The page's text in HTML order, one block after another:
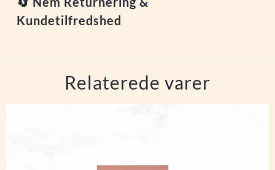
Kundetilfredshed
Relaterede varer